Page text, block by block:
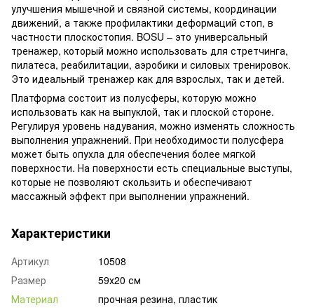
улучшения мышечной и связной системы, координации
движений, а также профилактики деформаций стоп, в
частности плоскостопия. BOSU – это универсальный
тренажер, который можно использовать для стретчинга,
пилатеса, реабилитации, аэробики и силовых тренировок.
Это идеальный тренажер как для взрослых, так и детей.
Платформа состоит из полусферы, которую можно
использовать как на выпуклой, так и плоской стороне.
Регулируя уровень надувания, можно изменять сложность
выполнения упражнений. При необходимости полусфера
может быть опухла для обеспечения более мягкой
поверхности. На поверхности есть специальные выступы,
которые не позволяют скользить и обеспечивают
массажный эффект при выполнении упражнений.
Характеристики
Артикул
10508
Размер
59х20 см
Материал
прочная резина, пластик